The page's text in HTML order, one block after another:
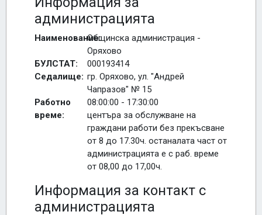
администрацията
Наименование:Общинска администрация -
Оряхово
БУЛСТАТ:
000193414
Седалище: гр. Оряхово, ул. "Андрей
Чапразов" № 15
Работно
време:
08:00:00 - 17:30:00
центъра за обслужване на
граждани работи без прекъсване
от 8 до 17.30ч. останалата част от
администрацията е с раб. време
от 08,00 до 17,00ч.
Информация за контакт с
администрацията